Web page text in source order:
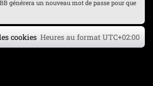
générera un nouveau mot de passe pour que
Heures au format UTC+02:00
cookies